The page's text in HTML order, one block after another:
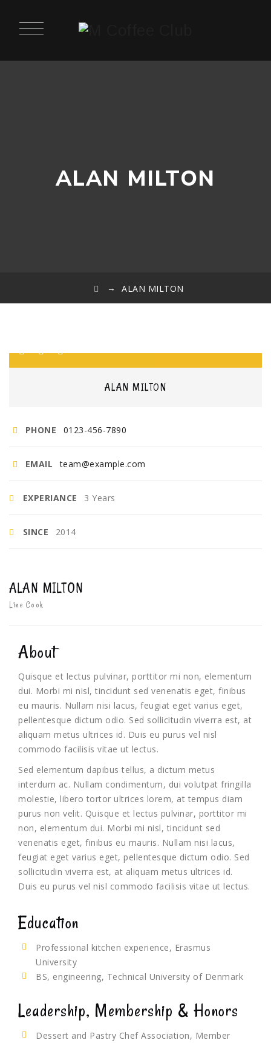
ALAN MILTON
→ ALAN MILTON
ALAN MILTON
PHONE 0123-456-7890
EMAIL team@example.com
EXPERIANCE 3 Years
SINCE 2014
ALAN MILTON
Line Cook
About
Quisque et lectus pulvinar, porttitor mi non, elementum
dui. Morbi mi nisl, tincidunt sed venenatis eget, finibus
eu mauris. Nullam nisi lacus, feugiat eget varius eget,
pellentesque dictum odio. Sed sollicitudin viverra est, at
aliquam metus ultrices id. Duis eu purus vel nisl
commodo facilisis vitae ut lectus.
Sed elementum dapibus tellus, a dictum metus
interdum ac. Nullam condimentum, dui volutpat fringilla
molestie, libero tortor ultrices lorem, at tempus diam
purus non velit. Quisque et lectus pulvinar, porttitor mi
non, elementum dui. Morbi mi nisl, tincidunt sed
venenatis eget, finibus eu mauris. Nullam nisi lacus,
feugiat eget varius eget, pellentesque dictum odio. Sed
sollicitudin viverra est, at aliquam metus ultrices id.
Duis eu purus vel nisl commodo facilisis vitae ut lectus.
Education
Professional kitchen experience, Erasmus
University
BS, engineering, Technical University of Denmark
Leadership, Membership & Honors
Dessert and Pastry Chef Association, Member